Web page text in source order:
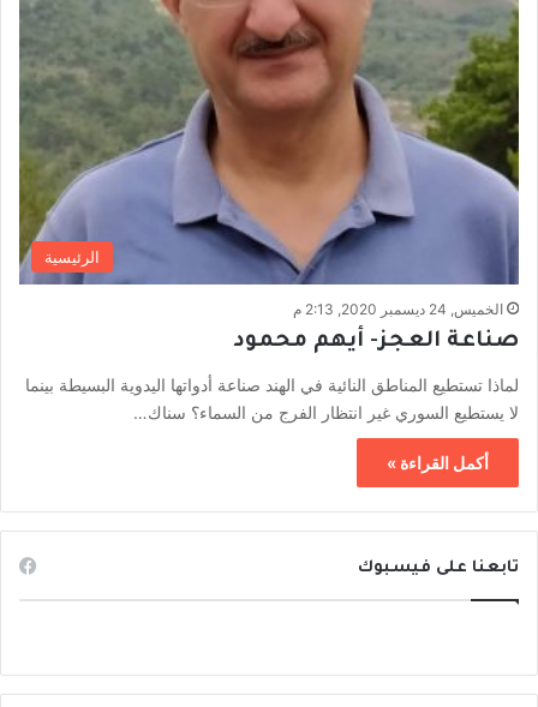
الرئيسية
الخميس, 24 ديسمبر 2020, 2:13 م
صناعة العجز- أيهم محمود
لماذا تستطيع المناطق النائية في الهند صناعة أدواتها اليدوية البسيطة بينما
لا يستطيع السوري غير انتظار الفرج من السماء؟ سناك…
أكمل القراءة »
تابعنا على فيسبوك